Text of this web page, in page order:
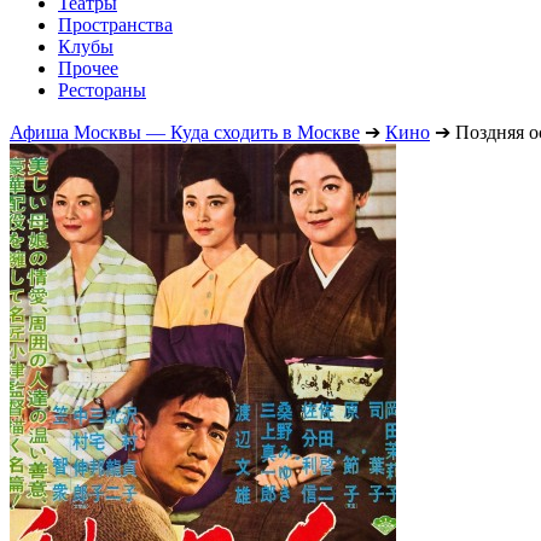
Пространства
Клубы
Прочее
Рестораны
Афиша Москвы — Куда сходить в Москве ➔ Кино ➔ Поздняя